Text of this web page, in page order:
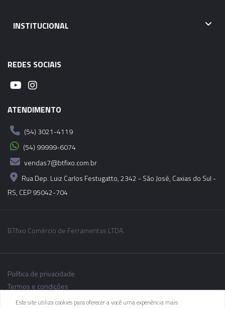
115MM
165MM
06044 - CONE MODULAR CBH - BT40-CBH6-
250MM
06045 - CONE MODULAR CBH - BT40-CBH6-
300MM
INSTITUCIONAL
REDES SOCIAIS
ATENDIMENTO
(54) 3021-4119
(54) 99999-6074
vendas7@btfixo.com.br
Rua Dep. Luiz Carlos Festugatto, 2342 - São José, Caxias do Sul -
RS, CEP 95042-704
BTfixo Comércio de Ferramentas LTDA.
Política de privacidade
Termos e condições
Este site utiliza cookies para oferecer a você uma experiência mais